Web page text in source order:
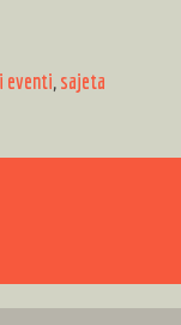
Sconfine
eventi,sajeta